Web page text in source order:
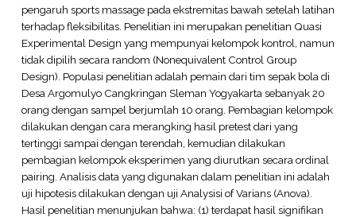
pengaruh sports massage pada ekstremitas bawah setelah latihan
terhadap fleksibilitas. Penelitian ini merupakan penelitian Quasi
Experimental Design yang mempunyai kelompok kontrol, namun
tidak dipilih secara random (Nonequivalent Control Group
Design). Populasi penelitian adalah pemain dari tim sepak bola di
Desa Argomulyo Cangkringan Sleman Yogyakarta sebanyak 20
orang dengan sampel berjumlah 10 orang. Pembagian kelompok
dilakukan dengan cara merangking hasil pretest dari yang
tertinggi sampai dengan terendah, kemudian dilakukan
pembagian kelompok eksperimen yang diurutkan secara ordinal
pairing. Analisis data yang digunakan dalam penelitian ini adalah
uji hipotesis dilakukan dengan uji Analysisi of Varians (Anova).
Hasil penelitian menunjukan bahwa: (1) terdapat hasil signifikan